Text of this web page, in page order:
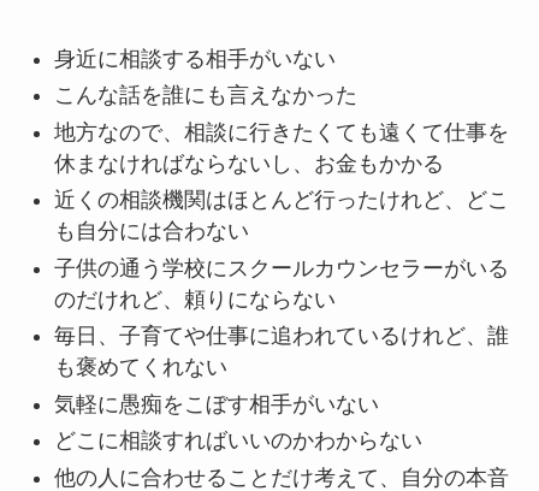
身近に相談する相手がいない
こんな話を誰にも言えなかった
地方なので、相談に行きたくても遠くて仕事を
休まなければならないし、お金もかかる
近くの相談機関はほとんど行ったけれど、どこ
も自分には合わない
子供の通う学校にスクールカウンセラーがいる
のだけれど、頼りにならない
毎日、子育てや仕事に追われているけれど、誰
も褒めてくれない
気軽に愚痴をこぼす相手がいない
どこに相談すればいいのかわからない
他の人に合わせることだけ考えて、自分の本音